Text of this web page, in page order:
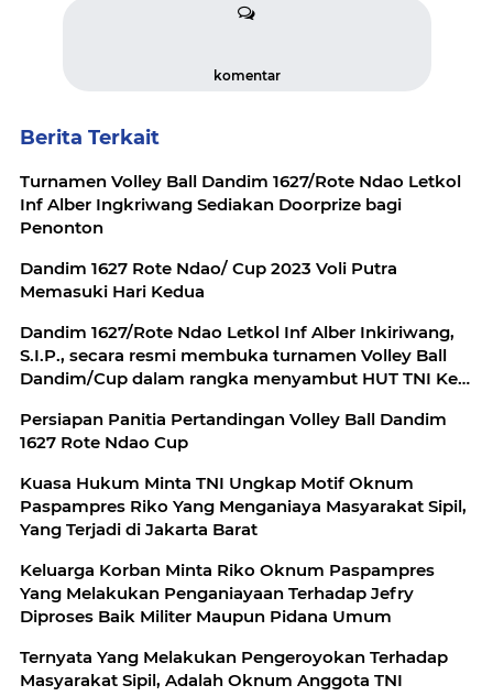
komentar
Berita Terkait
Turnamen Volley Ball Dandim 1627/Rote Ndao Letkol
Inf Alber Ingkriwang Sediakan Doorprize bagi
Penonton
Dandim 1627 Rote Ndao/ Cup 2023 Voli Putra
Memasuki Hari Kedua
Dandim 1627/Rote Ndao Letkol Inf Alber Inkiriwang,
S.I.P., secara resmi membuka turnamen Volley Ball
Dandim/Cup dalam rangka menyambut HUT TNI Ke -
Persiapan Panitia Pertandingan Volley Ball Dandim
1627 Rote Ndao Cup
Kuasa Hukum Minta TNI Ungkap Motif Oknum
Paspampres Riko Yang Menganiaya Masyarakat Sipil,
Yang Terjadi di Jakarta Barat
Keluarga Korban Minta Riko Oknum Paspampres
Yang Melakukan Penganiayaan Terhadap Jefry
Diproses Baik Militer Maupun Pidana Umum
Ternyata Yang Melakukan Pengeroyokan Terhadap
Masyarakat Sipil, Adalah Oknum Anggota TNI